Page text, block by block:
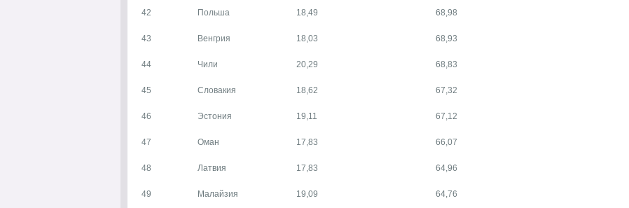
42 Польша 18,49 68,98
43 Венгрия 18,03 68,93
44 Чили 20,29 68,83
45 Словакия 18,62 67,32
46 Эстония 19,11 67,12
47 Оман 17,83 66,07
48 Латвия 17,83 64,96
49 Малайзия 19,09 64,76